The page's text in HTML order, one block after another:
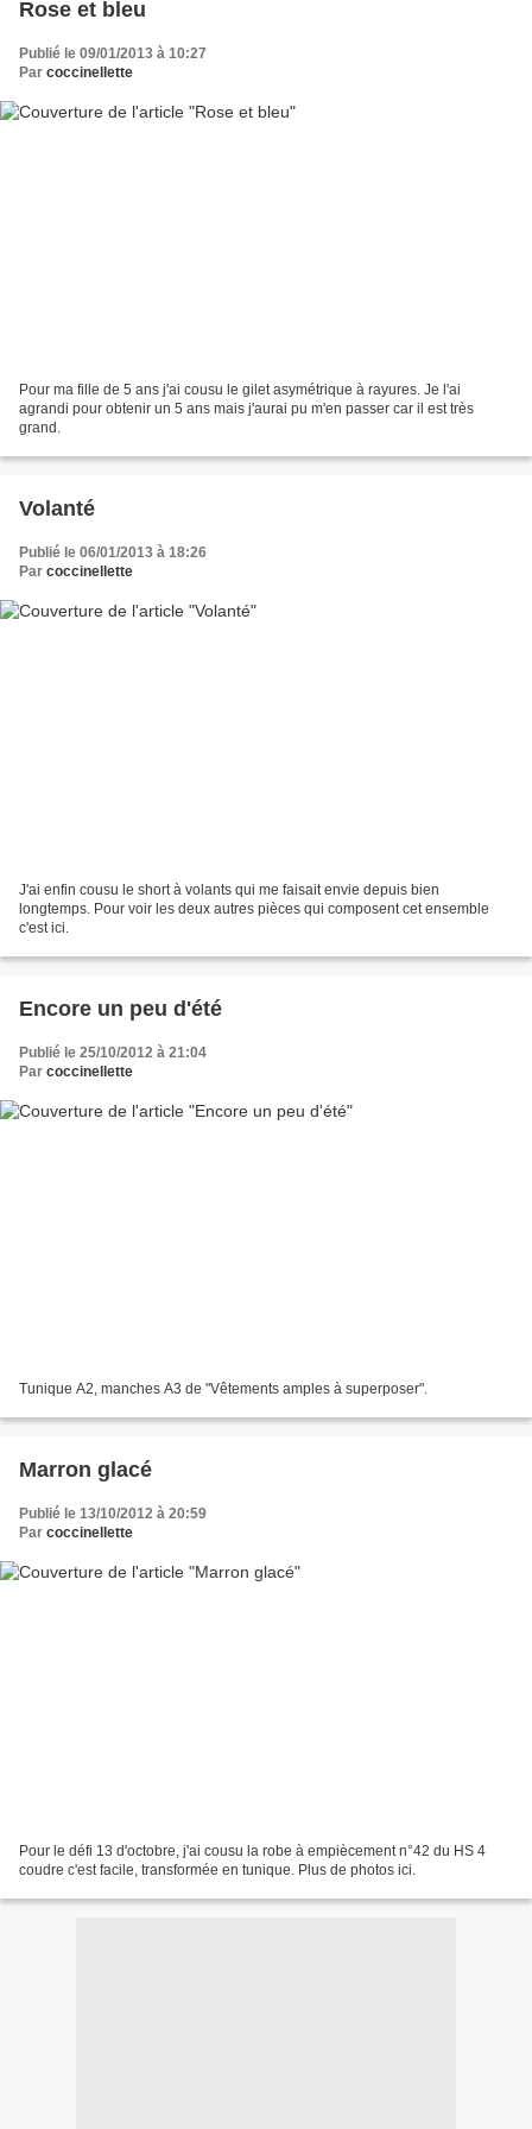
Rose et bleu
Publié le 09/01/2013 à 10:27
Par coccinellette
Pour ma fille de 5 ans j'ai cousu le gilet asymétrique à rayures. Je l'ai
agrandi pour obtenir un 5 ans mais j'aurai pu m'en passer car il est très
grand.
Volanté
Publié le 06/01/2013 à 18:26
Par coccinellette
J'ai enfin cousu le short à volants qui me faisait envie depuis bien
longtemps. Pour voir les deux autres pièces qui composent cet ensemble
c'est ici.
Encore un peu d'été
Publié le 25/10/2012 à 21:04
Par coccinellette
Tunique A2, manches A3 de "Vêtements amples à superposer".
Marron glacé
Publié le 13/10/2012 à 20:59
Par coccinellette
Pour le défi 13 d'octobre, j'ai cousu la robe à empiècement n°42 du HS 4
coudre c'est facile, transformée en tunique. Plus de photos ici.